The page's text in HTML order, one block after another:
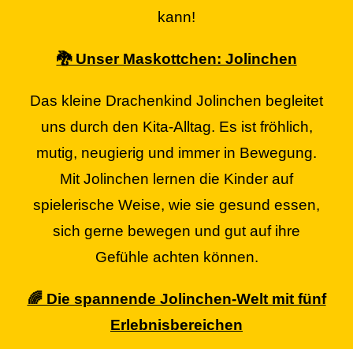
kann!
🐉 Unser Maskottchen: Jolinchen
Das kleine Drachenkind Jolinchen begleitet
uns durch den Kita-Alltag. Es ist fröhlich,
mutig, neugierig und immer in Bewegung.
Mit Jolinchen lernen die Kinder auf
spielerische Weise, wie sie gesund essen,
sich gerne bewegen und gut auf ihre
Gefühle achten können.
🌈 Die spannende Jolinchen-Welt mit fünf
Erlebnisbereichen